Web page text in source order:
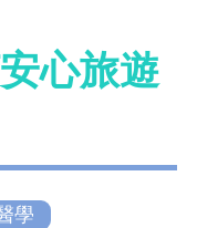
心旅遊
學